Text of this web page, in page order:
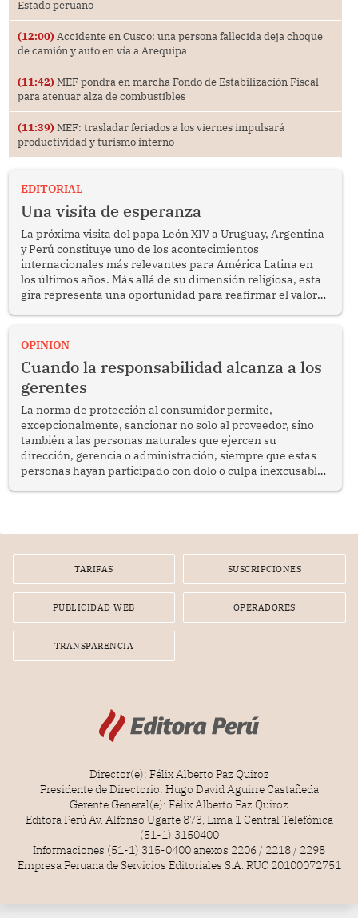
Estado peruano
(12:00) Accidente en Cusco: una persona fallecida deja choque
de camión y auto en vía a Arequipa
(11:42) MEF pondrá en marcha Fondo de Estabilización Fiscal
para atenuar alza de combustibles
(11:39) MEF: trasladar feriados a los viernes impulsará
productividad y turismo interno
EDITORIAL
Una visita de esperanza
La próxima visita del papa León XIV a Uruguay, Argentina
y Perú constituye uno de los acontecimientos
internacionales más relevantes para América Latina en
los últimos años. Más allá de su dimensión religiosa, esta
gira representa una oportunidad para reafirmar el valor
enfrenta desafíos en materia de desarrollo, cohesión
OPINION
Cuando la responsabilidad alcanza a los
gerentes
La norma de protección al consumidor permite,
excepcionalmente, sancionar no solo al proveedor, sino
también a las personas naturales que ejercen su
dirección, gerencia o administración, siempre que estas
personas hayan participado con dolo o culpa inexcusable
por la frustrada realización de un meet and greet con
TARIFAS SUSCRIPCIONES
PUBLICIDAD WEB OPERADORES
TRANSPARENCIA
Director(e): Félix Alberto Paz Quiroz
Presidente de Directorio: Hugo David Aguirre Castañeda
Gerente General(e): Félix Alberto Paz Quiroz
Editora Perú Av. Alfonso Ugarte 873, Lima 1 Central Telefónica
(51-1) 3150400
Informaciones (51-1) 315-0400 anexos 2206 / 2218 / 2298
Empresa Peruana de Servicios Editoriales S.A. RUC 20100072751